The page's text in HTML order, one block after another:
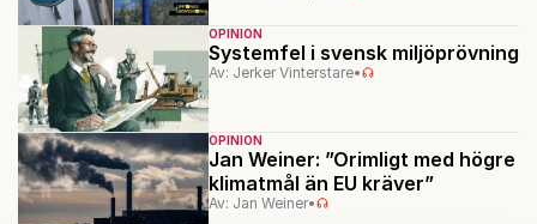
OPINION
Systemfel i svensk miljöprövning
Av: Jerker Vinterstare•
OPINION
Jan Weiner: ”Orimligt med högre
klimatmål än EU kräver”
Av: Jan Weiner•